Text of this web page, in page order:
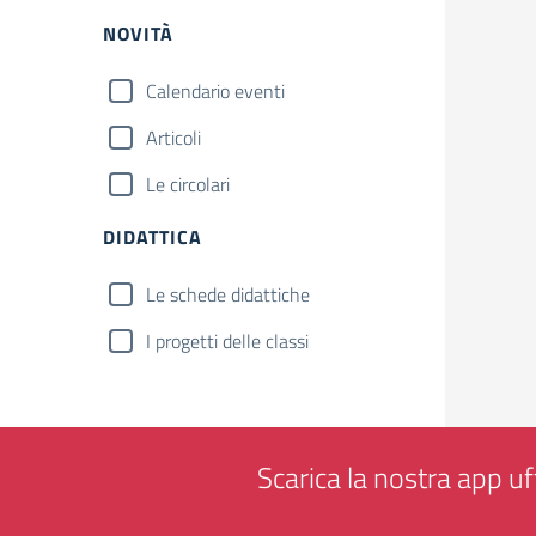
NOVITÀ
Calendario eventi
Articoli
Le circolari
DIDATTICA
Le schede didattiche
I progetti delle classi
Scarica la nostra app